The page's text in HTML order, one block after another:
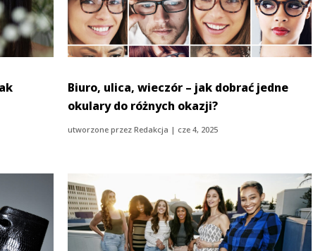
Biuro, ulica, wieczór – jak dobrać jedne
okulary do różnych okazji?
utworzone przezRedakcja | cze 4, 2025